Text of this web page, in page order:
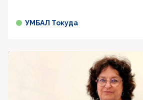
УМБАЛ Токуда